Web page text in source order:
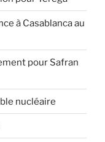
à Casablanca au
pour Safran
nucléaire